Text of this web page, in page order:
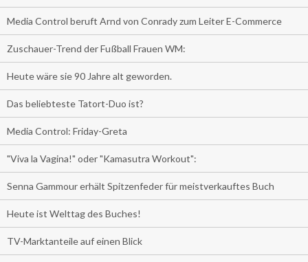
Media Control beruft Arnd von Conrady zum Leiter E-Commerce
Zuschauer-Trend der Fußball Frauen WM:
Heute wäre sie 90 Jahre alt geworden.
Das beliebteste Tatort-Duo ist?
Media Control: Friday-Greta
"Viva la Vagina!" oder "Kamasutra Workout":
Senna Gammour erhält Spitzenfeder für meistverkauftes Buch
Heute ist Welttag des Buches!
TV-Marktanteile auf einen Blick